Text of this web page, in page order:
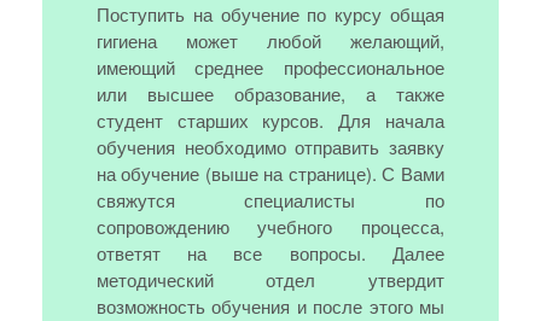
Поступить на обучение по курсу общая
гигиена может любой желающий,
имеющий среднее профессиональное
или высшее образование, а также
студент старших курсов. Для начала
обучения необходимо отправить заявку
на обучение (выше на странице). С Вами
свяжутся специалисты по
сопровождению учебного процесса,
ответят на все вопросы. Далее
методический отдел утвердит
возможность обучения и после этого мы